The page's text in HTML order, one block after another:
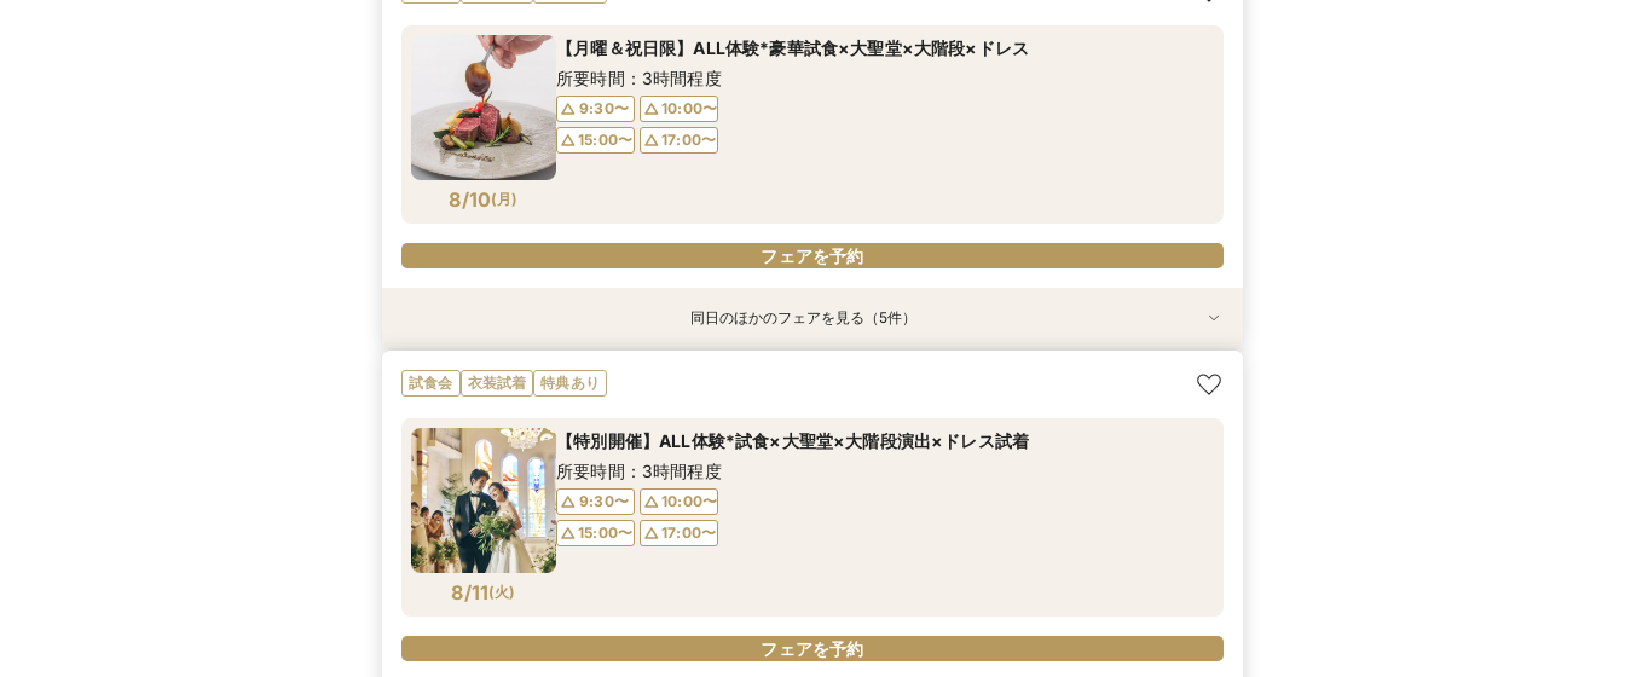
8/9(日)
9:30〜
10:00〜
15:00〜
17:00〜
8/9(日)
10:00〜 17:00〜
8/9(日)
10:00〜
15:00〜
17:00〜
8/9(日)
9:30〜
10:00〜
15:00〜
17:00〜
8/9(日)
9:30〜
10:00〜
15:00〜
17:00〜
8/9(日)
9:30〜
10:00〜
15:00〜
17:00〜
8/10( 月)
【月曜＆祝日限】ALL体験*豪華試食×大聖堂×大階段×ドレス
所要時間：3時間程度
9:30〜
10:00〜
15:00〜
17:00〜
フェアを予約
8/10(月)
【自宅で式場見学★】在宅&スマホでOK！オンライン相談会♪
10:00〜 17:00〜
8/10(月)
【迷っている方も大歓迎】最短90分×見積もり相談×次回試食付
10:00〜
15:00〜
17:00〜
8/10(月)
＼前々日〜当日予約◎／フレンチ試食＆直前予約限定前撮り特典付
9:30〜
10:00〜
15:00〜
17:00〜
8/10(月)
【フォト婚】貸切邸宅で残す大切な一日！期間限定特典付相談会
9:30〜
10:00〜
15:00〜
17:00〜
8/10(月)
今月限定【130万優待★ドレス試着】光の大聖堂×特製スイーツ
9:30〜
10:00〜
15:00〜
17:00〜
同日のほかのフェアを見る（5件）
試食会 衣装試着 特典あり
8/11(火)
【特別開催】ALL体験*試食×大聖堂×大階段演出×ドレス試着
所要時間：3時間程度
9:30〜
10:00〜
15:00〜
17:00〜
フェアを予約